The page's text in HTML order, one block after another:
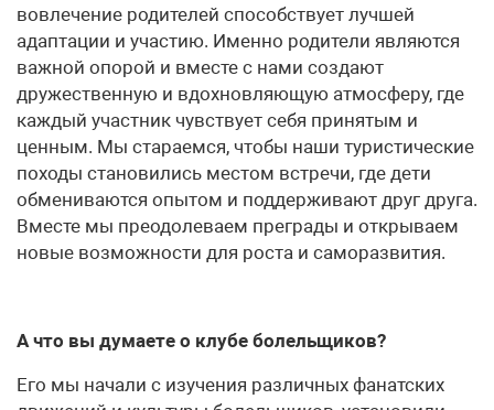
вовлечение родителей способствует лучшей
адаптации и участию. Именно родители являются
важной опорой и вместе с нами создают
дружественную и вдохновляющую атмосферу, где
каждый участник чувствует себя принятым и
ценным. Мы стараемся, чтобы наши туристические
походы становились местом встречи, где дети
обмениваются опытом и поддерживают друг друга.
Вместе мы преодолеваем преграды и открываем
новые возможности для роста и саморазвития.
А что вы думаете о клубе болельщиков?
Его мы начали с изучения различных фанатских